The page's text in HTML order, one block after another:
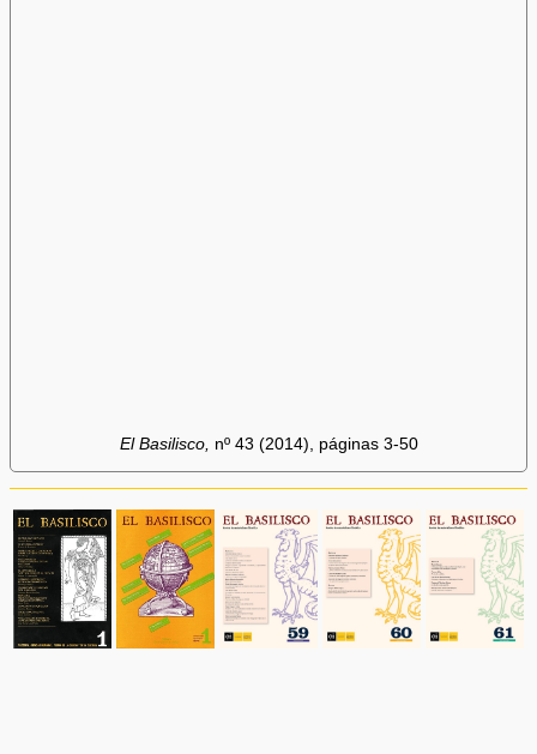
El Basilisco, nº 43 (2014), páginas 3-50